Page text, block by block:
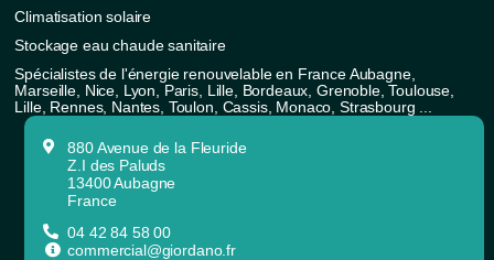
Climatisation solaire
Stockage eau chaude sanitaire
Spécialistes de l'énergie renouvelable en France Aubagne,
Marseille, Nice, Lyon, Paris, Lille, Bordeaux, Grenoble, Toulouse,
Lille, Rennes, Nantes, Toulon, Cassis, Monaco, Strasbourg ...
880 Avenue de la Fleuride
Z.I des Paluds
13400 Aubagne
France
04 42 84 58 00
commercial@giordano.fr